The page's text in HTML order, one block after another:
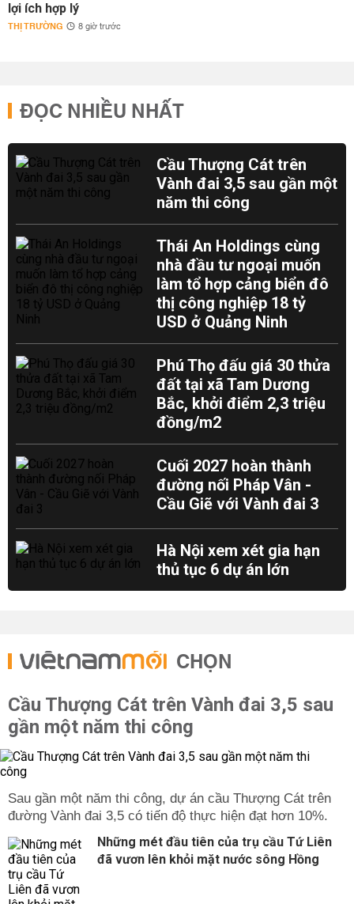
lợi ích hợp lý
THỊ TRƯỜNG 8 giờ trước
ĐỌC NHIỀU NHẤT
Cầu Thượng Cát trên
Vành đai 3,5 sau gần một
năm thi công
Thái An Holdings cùng
nhà đầu tư ngoại muốn
làm tổ hợp cảng biển đô
thị công nghiệp 18 tỷ
USD ở Quảng Ninh
Phú Thọ đấu giá 30 thửa
đất tại xã Tam Dương
Bắc, khởi điểm 2,3 triệu
đồng/m2
Cuối 2027 hoàn thành
đường nối Pháp Vân -
Cầu Giẽ với Vành đai 3
Hà Nội xem xét gia hạn
thủ tục 6 dự án lớn
CHỌN
Cầu Thượng Cát trên Vành đai 3,5 sau
gần một năm thi công
Sau gần một năm thi công, dự án cầu Thượng Cát trên
đường Vành đai 3,5 có tiến độ thực hiện đạt hơn 10%.
Những mét đầu tiên của trụ cầu Tứ Liên
đã vươn lên khỏi mặt nước sông Hồng